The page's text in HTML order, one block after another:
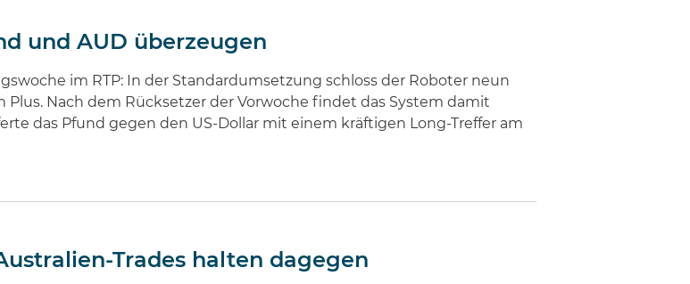
und AUD überzeugen
im RTP: In der Standardumsetzung schloss der Roboter neun
Plus. Nach dem Rücksetzer der Vorwoche findet das System damit
das Pfund gegen den US-Dollar mit einem kräftigen Long-Treffer am
Trades halten dagegen